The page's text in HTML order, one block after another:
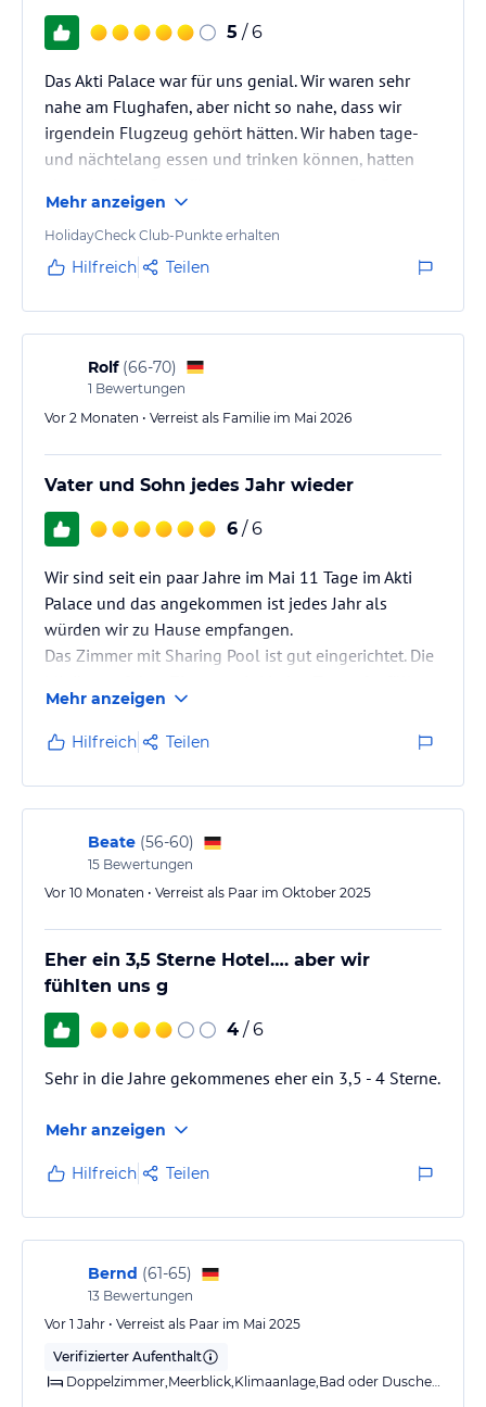
5 / 6
Das Akti Palace war für uns genial. Wir waren sehr
nahe am Flughafen, aber nicht so nahe, dass wir
irgendein Flugzeug gehört hätten. Wir haben tage-
und nächtelang essen und trinken können, hatten
und das Meer zur Verfügung.
Kos ist eine wunderschöne kleine Insel, und wir
waren alle sehr beeindruckt von der Insel und den
Warum es nicht die volle Punktzahl gibt?
Die Cocktails waren nicht einzeln gemischt und die
Anlage war nicht mehr ganz neu.…
Mehr anzeigen
HolidayCheck Club-Punkte erhalten
Hilfreich Teilen
Rolf (66-70)
1 Bewertungen
Vor 2 Monaten • Verreist als Familie im Mai 2026
Vater und Sohn jedes Jahr wieder
6 / 6
Wir sind seit ein paar Jahre im Mai 11 Tage im Akti
Palace und das angekommen ist jedes Jahr als
würden wir zu Hause empfangen.
Das Zimmer mit Sharing Pool ist gut eingerichtet. Die
Das Essen im Restaurant und an der Poolbar ist jeden
Tag abwechslungsreich. Ein Omelett, Spiegelei frisch
zubereitet oder Rühreier, warme Croissant und
Backware sowie ein griechischer Joghurt ist zum
Frühstücken dabei.
Der Zugang zum Meer ist schwierig wurde aber
erleichtert durch…
Mehr anzeigen
Hilfreich Teilen
Beate (56-60)
15 Bewertungen
Vor 10 Monaten • Verreist als Paar im Oktober 2025
Eher ein 3,5 Sterne Hotel…. aber wir
fühlten uns g
4 / 6
Sehr in die Jahre gekommenes eher ein 3,5 - 4 Sterne.
Mehr anzeigen
Hilfreich Teilen
Bernd (61-65)
13 Bewertungen
Vor 1 Jahr • Verreist als Paar im Mai 2025
Verifizierter Aufenthalt